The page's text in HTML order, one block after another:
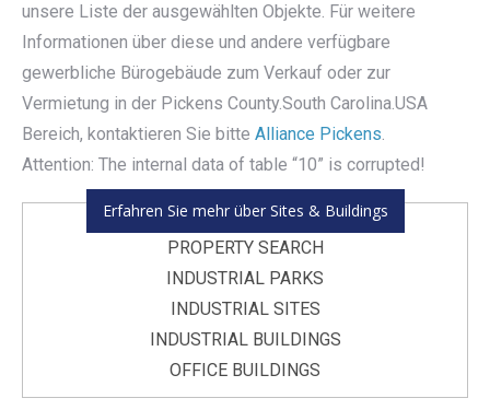
unsere Liste der ausgewählten Objekte. Für weitere
Informationen über diese und andere verfügbare
gewerbliche Bürogebäude zum Verkauf oder zur
Vermietung in der Pickens County.South Carolina.USA
Bereich, kontaktieren Sie bitte Alliance Pickens.
Attention: The internal data of table “10” is corrupted!
Erfahren Sie mehr über Sites & Buildings
PROPERTY SEARCH
INDUSTRIAL PARKS
INDUSTRIAL SITES
INDUSTRIAL BUILDINGS
OFFICE BUILDINGS